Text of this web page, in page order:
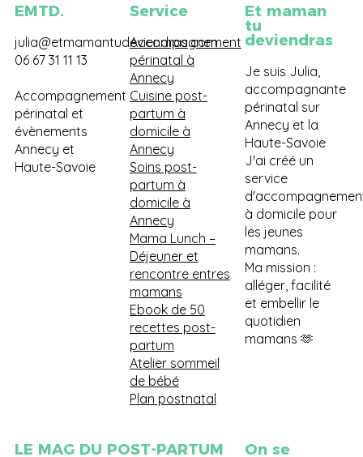
EMTD.
julia@etmamantudeviendras.com
06 67 31 11 13
Accompagnement
périnatal et
évènements
Annecy et
Haute-Savoie
Service
Accompagnement
périnatal à
Annecy
Cuisine post-
partum à
domicile à
Annecy
Soins post-
partum à
domicile à
Annecy
Mama Lunch –
Déjeuner et
rencontre entres
mamans
Ebook de 50
recettes post-
partum
Atelier sommeil
de bébé
Plan postnatal
Et maman
tu
deviendras
Je suis Julia,
accompagnante
périnatal sur
Annecy et la
Haute-Savoie
J'ai créé un
service
à domicile pour
les jeunes
mamans.
Ma mission :
alléger, facilité
et embellir le
quotidien
mamans 🫶
LE MAG DU POST-PARTUM On se